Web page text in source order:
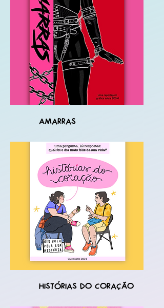
Amarras
Histórias do Coração